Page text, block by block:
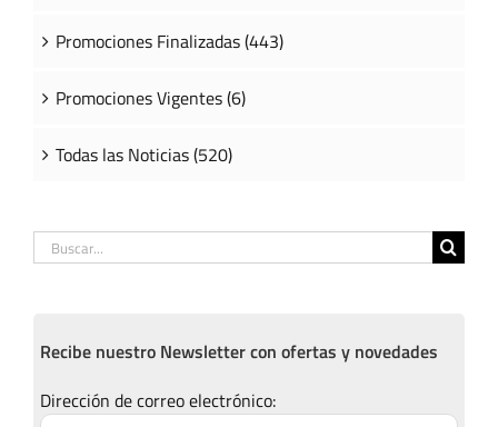
Promociones Finalizadas (443)
Promociones Vigentes (6)
Todas las Noticias (520)
Buscar:
Recibe nuestro Newsletter con ofertas y novedades
Dirección de correo electrónico: